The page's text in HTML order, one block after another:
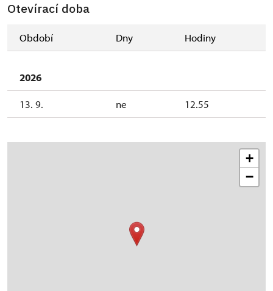
Otevírací doba
Období Dny Hodiny
2026
13. 9. ne 12.55
+
−